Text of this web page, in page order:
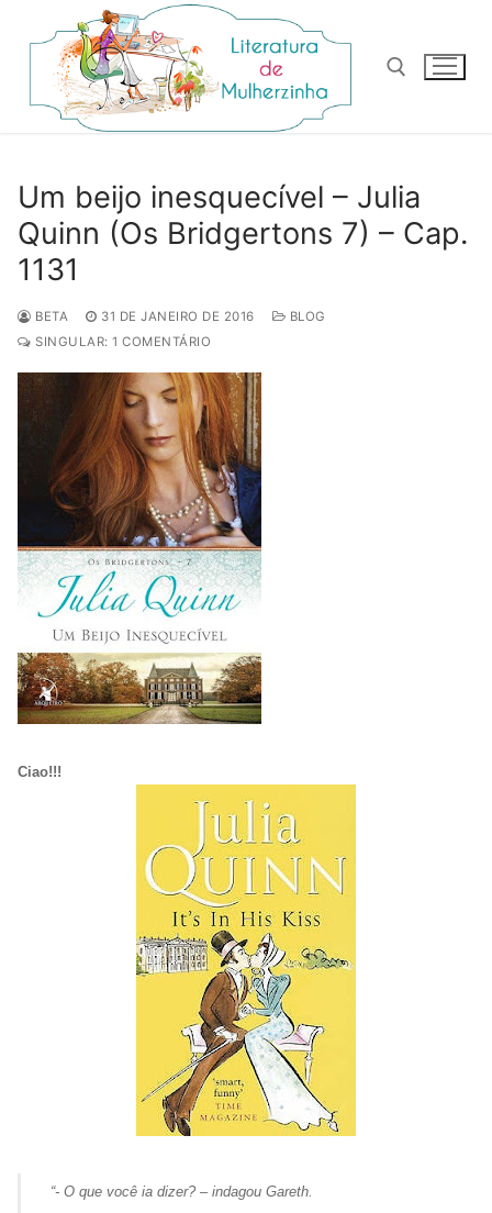
para
conteúdo
Um beijo inesquecível – Julia
Quinn (Os Bridgertons 7) – Cap.
1131
BETA 31 DE JANEIRO DE 2016
BLOG
SINGULAR: 1 COMENTÁRIO
Ciao!!!
“- O que você ia dizer? – indagou Gareth.